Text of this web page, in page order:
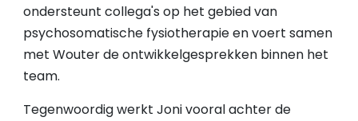
ondersteunt collega's op het gebied van
psychosomatische fysiotherapie en voert samen
met Wouter de ontwikkelgesprekken binnen het
team.
Tegenwoordig werkt Joni vooral achter de